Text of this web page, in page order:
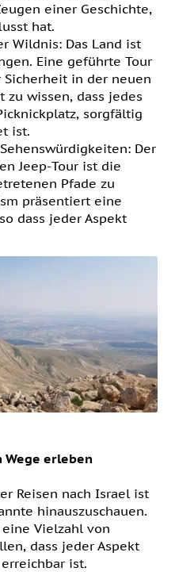
einer Geschichte,
hat.
Wildnis: Das Land ist
Eine geführte Tour
in der neuen
zu wissen, dass jedes
sorgfältig
ist.
Der
Jeep-Tour ist die
Pfade zu
präsentiert eine
dass jeder Aspekt
erleben
Reisen nach Israel ist
hinauszuschauen.
Vielzahl von
dass jeder Aspekt
ist.